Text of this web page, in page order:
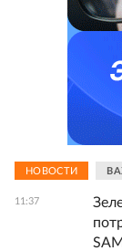
НОВОСТИ
11:37